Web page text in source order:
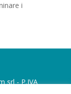
i
srl - P.IVA